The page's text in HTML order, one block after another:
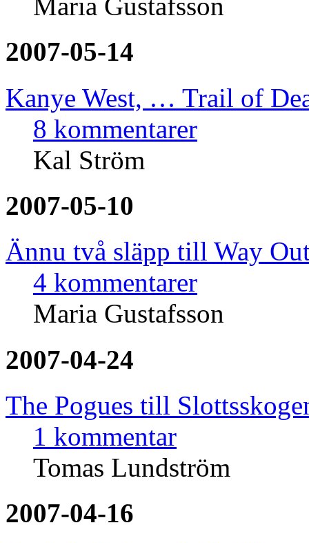
Maria Gustafsson
2007-05-14
Kanye West, … Trail of
8 kommentarer
Kal Ström
2007-05-10
Ännu två släpp till Way
4 kommentarer
Maria Gustafsson
2007-04-24
The Pogues till
1 kommentar
Tomas Lundström
2007-04-16